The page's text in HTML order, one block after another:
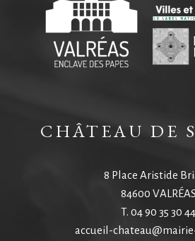
CHÂTEAU DE
8 Place Aristide
84600 VALRÉAS
T. 04 90 35 30 44
accueil-